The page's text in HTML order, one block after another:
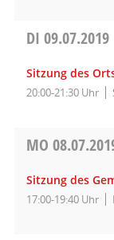
DI 09.07.2019
Sitzung des
20:00-21:30 Uhr
MO
Sitzung des
17:00-19:40 Uhr